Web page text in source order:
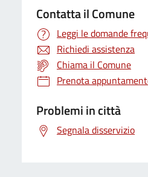
Contatta il Comune
Leggi le domande
Richiedi assistenza
Chiama il Comune
Prenota
Problemi in città
Segnala disservizio